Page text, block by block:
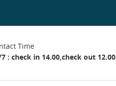
Time
: check in 14.00,check out 12.00